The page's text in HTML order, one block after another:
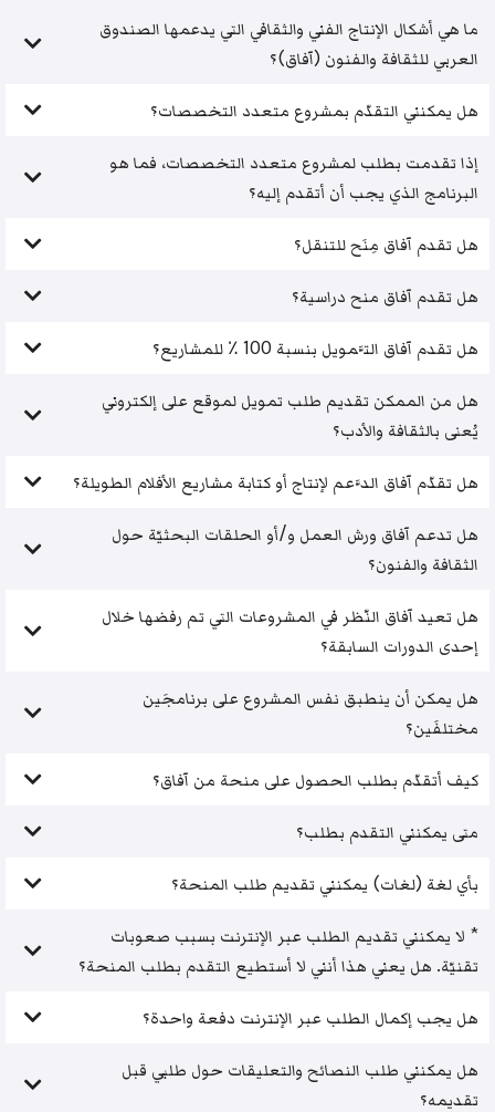
ما هي أشكال الإنتاج الفني والثقافي التي يدعمها الصندوق
العربي للثقافة والفنون (آفاق)؟
هل يمكنني التقدّم بمشروع متعدد التخصصات؟
إذا تقدمت بطلب لمشروع متعدد التخصصات، فما هو
البرنامج الذي يجب أن أتقدم إليه؟
هل تقدم آفاق مِنَح للتنقل؟
هل تقدم آفاق منح دراسية؟
هل تقدم آفاق التَّمويل بنسبة 100 ٪ للمشاريع؟
هل من الممكن تقديم طلب تمويل لموقع على إلكتروني
يُعنى بالثقافة والأدب؟
هل تقدّم آفاق الدَّعم لإنتاج أو كتابة مشاريع الأفلام الطويلة؟
هل تدعم آفاق ورش العمل و/أو الحلقات البحثيّة حول
الثقافة والفنون؟
هل تعيد آفاق النّظر في المشروعات التي تم رفضها خلال
إحدى الدورات السابقة؟
هل يمكن أن ينطبق نفس المشروع على برنامجَين
مختلفَين؟
كيف أتقدّم بطلب الحصول على منحة من آفاق؟
متى يمكنني التقدم بطلب؟
بأي لغة (لغات) يمكنني تقديم طلب المنحة؟
* لا يمكنني تقديم الطلب عبر الإنترنت بسبب صعوبات
تقنيّة. هل يعني هذا أنني لا أستطيع التقدم بطلب المنحة؟
هل يجب إكمال الطلب عبر الإنترنت دفعة واحدة؟
هل يمكنني طلب النصائح والتعليقات حول طلبي قبل
تقديمه؟